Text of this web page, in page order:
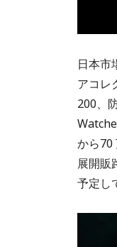
日本市
アコレ
200、
から70
展開販
予定し